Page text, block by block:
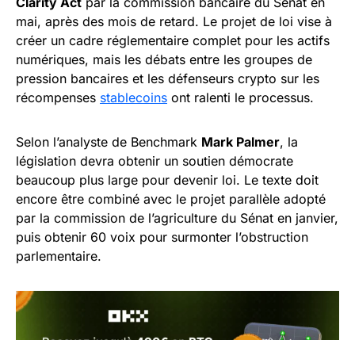
mai, après des mois de retard. Le projet de loi vise à
créer un cadre réglementaire complet pour les actifs
numériques, mais les débats entre les groupes de
pression bancaires et les défenseurs crypto sur les
récompenses stablecoins ont ralenti le processus.
Selon l’analyste de Benchmark Mark Palmer, la
législation devra obtenir un soutien démocrate
beaucoup plus large pour devenir loi. Le texte doit
encore être combiné avec le projet parallèle adopté
par la commission de l’agriculture du Sénat en janvier,
puis obtenir 60 voix pour surmonter l’obstruction
parlementaire.